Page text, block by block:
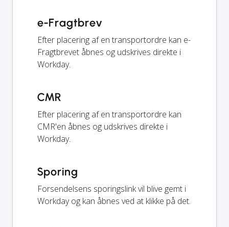
e-Fragtbrev
Efter placering af en transportordre kan e-
Fragtbrevet åbnes og udskrives direkte i
Workday.
CMR
Efter placering af en transportordre kan
CMR'en åbnes og udskrives direkte i
Workday.
Sporing
Forsendelsens sporingslink vil blive gemt i
Workday og kan åbnes ved at klikke på det.